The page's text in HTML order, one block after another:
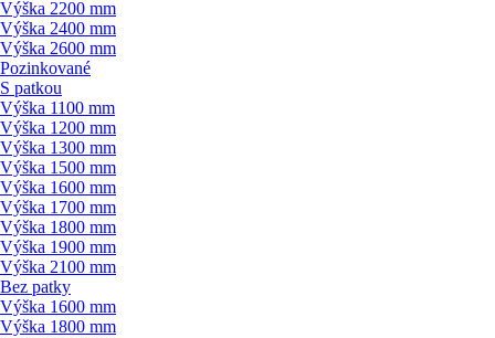
Výška 2200 mm
Výška 2400 mm
Výška 2600 mm
Pozinkované
S patkou
Výška 1100 mm
Výška 1200 mm
Výška 1300 mm
Výška 1500 mm
Výška 1600 mm
Výška 1700 mm
Výška 1800 mm
Výška 1900 mm
Výška 2100 mm
Bez patky
Výška 1600 mm
Výška 1800 mm